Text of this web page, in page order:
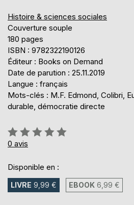
Histoire & sciences sociales
Couverture souple
180 pages
ISBN : 9782322190126
Éditeur : Books on Demand
Date de parution : 25.11.2019
Langue : français
Mots-clés : M.F. Edmond, Colibri,
durable, démocratie directe
Évaluation:
0%
0 avis
Disponible en :
LIVRE 9,99 € EBOOK 6,99 €